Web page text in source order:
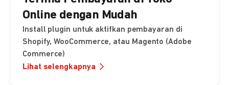
Online dengan Mudah
Install plugin untuk aktifkan pembayaran di
Shopify, WooCommerce, atau Magento (Adobe
Commerce)
Lihat selengkapnya